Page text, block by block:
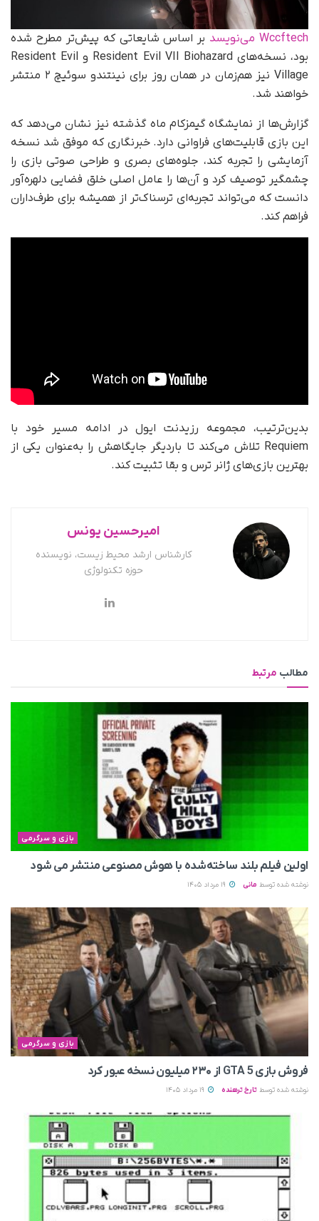
Wccftech می‌نویسد
بر اساس شایعاتی که پیش‌تر مطرح شده
بود، نسخه‌های Resident Evil VII Biohazard و Resident Evil
Village نیز هم‌زمان در همان روز برای نینتندو سوئیچ ۲ منتشر
خواهند شد.
گزارش‌ها از نمایشگاه گیمزکام ماه گذشته نیز نشان می‌دهد که
این بازی قابلیت‌های فراوانی دارد. خبرنگاری که موفق شد نسخه
آزمایشی را تجربه کند، جلوه‌های بصری و طراحی صوتی بازی را
چشمگیر توصیف کرد و آن‌ها را عامل اصلی خلق فضایی دلهره‌آور
دانست که می‌تواند تجربه‌ای ترسناک‌تر از همیشه برای طرف‌داران
فراهم کند.
بدین‌ترتیب، مجموعه رزیدنت ایول در ادامه مسیر خود با
Requiem تلاش می‌کند تا باردیگر جایگاهش را به‌عنوان یکی از
بهترین بازی‌های ژانر ترس و بقا تثبیت کند.
امیرحسین یونس
کارشناس ارشد محیط زیست، نویسنده
حوزه تکنولوژی
مطالب مرتبط
بازی و سرگرمی
اولین فیلم بلند ساخته‌شده با هوش مصنوعی منتشر می‌ شود
نوشته شده توسط مانی
بازی و سرگرمی
فروش بازی GTA 5 از ۲۳۰ میلیون نسخه عبور کرد
نوشته شده توسط تارخ ترهنده